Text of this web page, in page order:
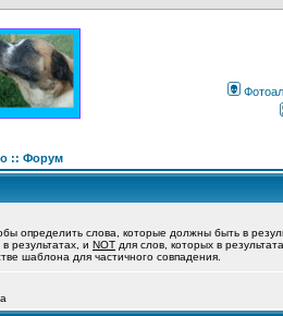
:: Форум
определить слова, которые должны быть в
результатах, и NOT для слов, которых в
шаблона для частичного совпадения.